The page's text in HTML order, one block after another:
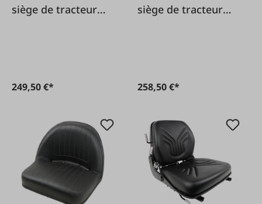
siège de tracteur
249,50 €*
siège de tracteur
258,50 €*